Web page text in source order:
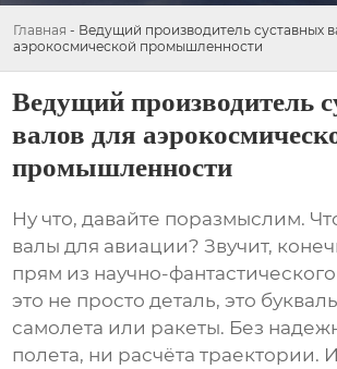
Главная - Ведущий производитель суставных
аэрокосмической промышленности
Ведущий производитель
валов для
промышленности
Ну что, давайте поразмыслим.
валы для авиации? Звучит,
прям из научно-
это не просто деталь, это
самолета или ракеты. Без
полета, ни расчёта траектории.